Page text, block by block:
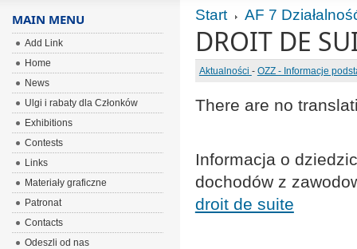
Start AF 7
DROIT DE
Aktualności - OZZ - Informacje
There are no
Informacja o
dochodów z
droit de suite
MAIN MENU
Add Link
Home
News
Ulgi i rabaty dla Członków
Exhibitions
Contests
Links
Materiały graficzne
Patronat
Contacts
Odeszli od nas